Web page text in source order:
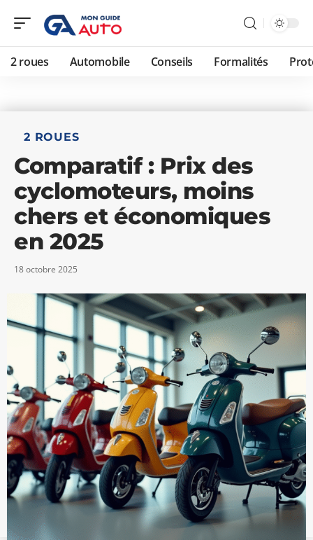
2 roues Automobile Conseils Formalités
2 ROUES
Comparatif : Prix des
cyclomoteurs, moins
chers et économiques
en 2025
18 octobre 2025